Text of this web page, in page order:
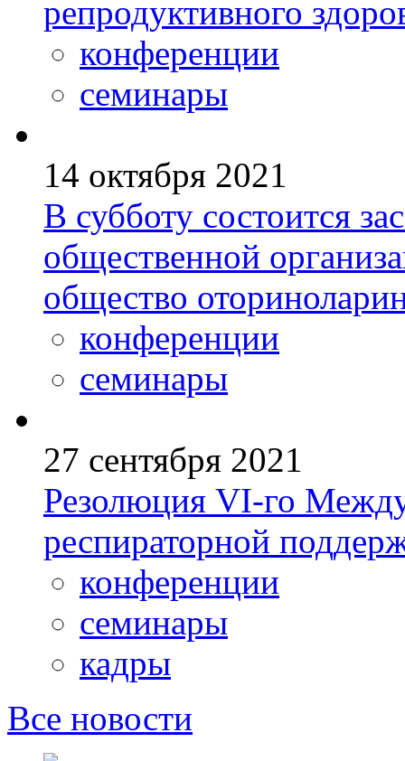
репродуктивного
конференции
семинары
14 октября 2021
В субботу состоится
общественной
общество
конференции
семинары
27 сентября 2021
Резолюция VI-го
респираторной
конференции
семинары
кадры
Все новости